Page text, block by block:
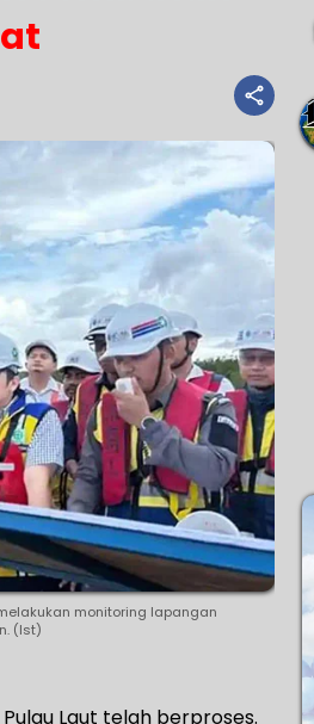
melakukan monitoring lapangan
(Ist)
Laut telah berproses.